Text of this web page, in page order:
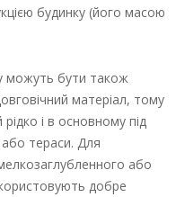
будинку (його масою
можуть бути також
матеріал, тому
і в основному під
або тераси. Для
або
добре